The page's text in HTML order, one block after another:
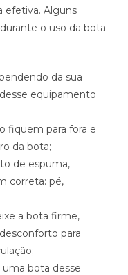
efetiva. Alguns
o uso da bota
da sua
equipamento
fiquem para fora e
da bota;
de espuma,
correta: pé,
a bota firme,
para
bota desse